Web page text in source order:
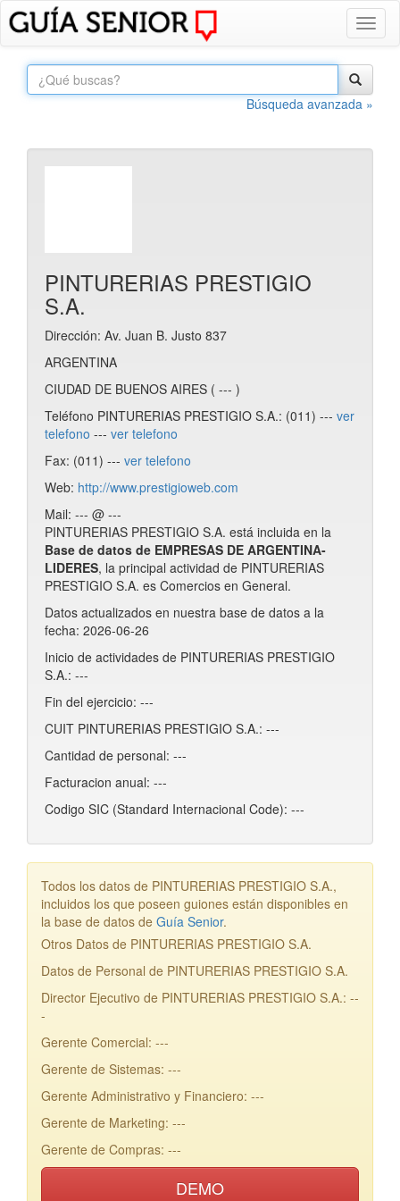
Búsqueda avanzada »
PINTURERIAS PRESTIGIO
S.A.
Dirección: Av. Juan B. Justo 837
ARGENTINA
CIUDAD DE BUENOS AIRES ( --- )
Teléfono PINTURERIAS PRESTIGIO S.A.: (011) --- ver
telefono --- ver telefono
Fax: (011) --- ver telefono
Web: http://www.prestigioweb.com
Mail: --- @ ---
PINTURERIAS PRESTIGIO S.A. está incluida en la
Base de datos de EMPRESAS DE ARGENTINA-
LIDERES, la principal actividad de PINTURERIAS
PRESTIGIO S.A. es Comercios en General.
Datos actualizados en nuestra base de datos a la
fecha: 2026-06-26
Inicio de actividades de PINTURERIAS PRESTIGIO
S.A.: ---
Fin del ejercicio: ---
CUIT PINTURERIAS PRESTIGIO S.A.: ---
Cantidad de personal: ---
Facturacion anual: ---
Codigo SIC (Standard Internacional Code): ---
Todos los datos de PINTURERIAS PRESTIGIO S.A.,
incluidos los que poseen guiones están disponibles en
la base de datos de Guía Senior.
Otros Datos de PINTURERIAS PRESTIGIO S.A.
Datos de Personal de PINTURERIAS PRESTIGIO S.A.
Director Ejecutivo de PINTURERIAS PRESTIGIO S.A.: --
-
Gerente Comercial: ---
Gerente de Sistemas: ---
Gerente Administrativo y Financiero: ---
Gerente de Marketing: ---
Gerente de Compras: ---
DEMO